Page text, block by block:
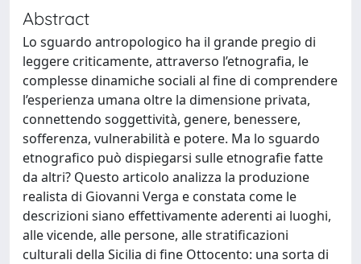
Abstract
Lo sguardo antropologico ha il grande pregio di
leggere criticamente, attraverso l’etnografia, le
complesse dinamiche sociali al fine di comprendere
l’esperienza umana oltre la dimensione privata,
connettendo soggettività, genere, benessere,
sofferenza, vulnerabilità e potere. Ma lo sguardo
etnografico può dispiegarsi sulle etnografie fatte
da altri? Questo articolo analizza la produzione
realista di Giovanni Verga e constata come le
descrizioni siano effettivamente aderenti ai luoghi,
alle vicende, alle persone, alle stratificazioni
culturali della Sicilia di fine Ottocento: una sorta di